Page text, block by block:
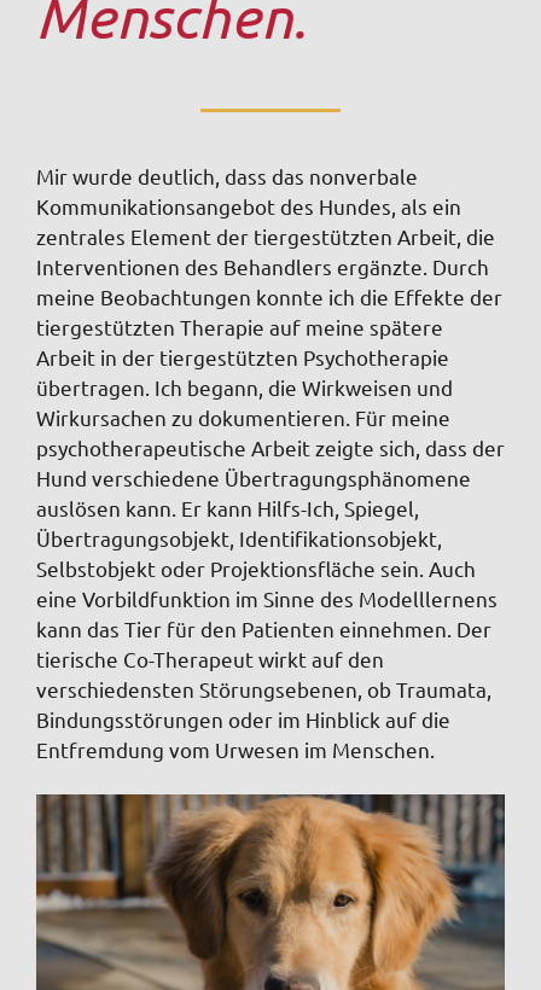
Menschen.
Mir wurde deutlich, dass das nonverbale
Kommunikationsangebot des Hundes, als ein
zentrales Element der tiergestützten Arbeit, die
Interventionen des Behandlers ergänzte. Durch
meine Beobachtungen konnte ich die Effekte der
tiergestützten Therapie auf meine spätere
Arbeit in der tiergestützten Psychotherapie
übertragen. Ich begann, die Wirkweisen und
Wirkursachen zu dokumentieren. Für meine
psychotherapeutische Arbeit zeigte sich, dass der
Hund verschiedene Übertragungsphänomene
auslösen kann. Er kann Hilfs-Ich, Spiegel,
Übertragungsobjekt, Identifikationsobjekt,
Selbstobjekt oder Projektionsfläche sein. Auch
eine Vorbildfunktion im Sinne des Modelllernens
kann das Tier für den Patienten einnehmen. Der
tierische Co-Therapeut wirkt auf den
verschiedensten Störungsebenen, ob Traumata,
Bindungsstörungen oder im Hinblick auf die
Entfremdung vom Urwesen im Menschen.